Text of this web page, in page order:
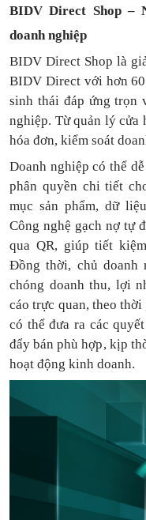
BIDV Direct Shop –
doanh nghiệp
BIDV Direct Shop là
BIDV Direct với hơn
sinh thái đáp ứng trọn
nghiệp. Từ quản lý cửa
hóa đơn, kiểm soát
Doanh nghiệp có thể
phân quyền chi tiết
mục sản phẩm, dữ
Công nghệ gạch nợ tự
qua QR, giúp tiết
Đồng thời, chủ doanh
chóng doanh thu, lợi
cáo trực quan, theo
có thểđưa ra các
đẩy bán phù hợp, kịp
hoạt động kinh doanh.